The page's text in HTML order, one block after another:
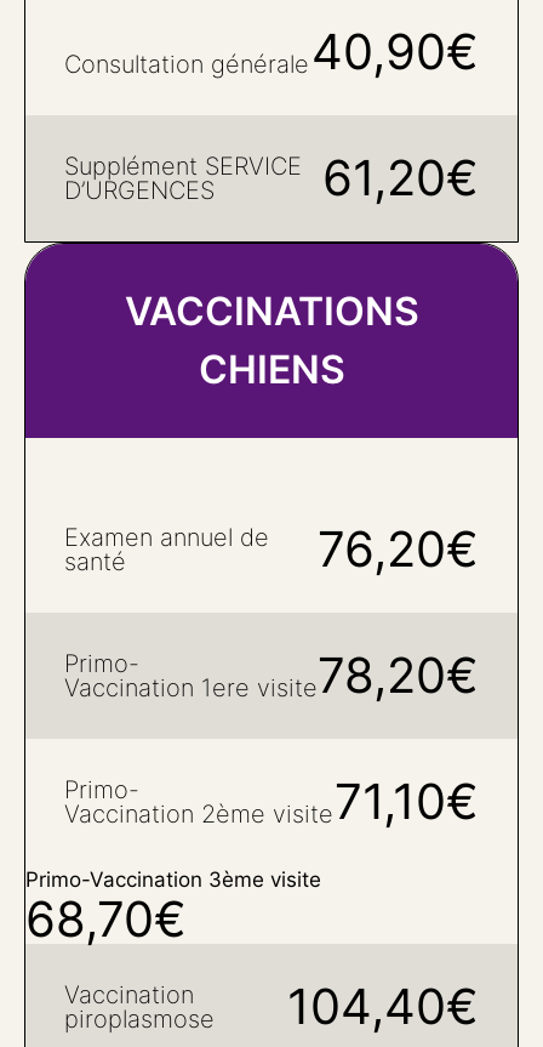
Consultation générale 40,90€
Supplément SERVICE
D’URGENCES
61,20€
VACCINATIONS
CHIENS
Examen annuel de
santé
76,20€
Primo-
Vaccination 1ere visite78,20€
Primo-
Vaccination 2ème visite71,10€
Primo-Vaccination 3ème visite
68,70€
Vaccination
piroplasmose
104,40€